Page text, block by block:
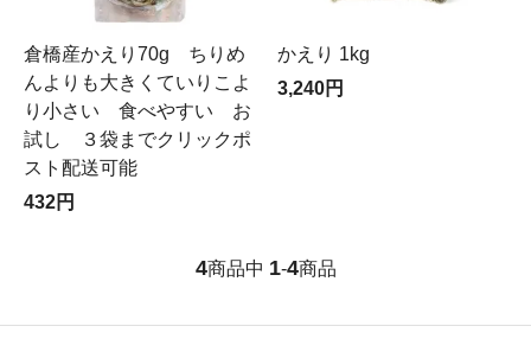
倉橋産かえり70g ちりめ
んよりも大きくていりこよ
り小さい 食べやすい お
試し ３袋までクリックポ
スト配送可能
432円
かえり 1kg
3,240円
4商品中 1-4商品